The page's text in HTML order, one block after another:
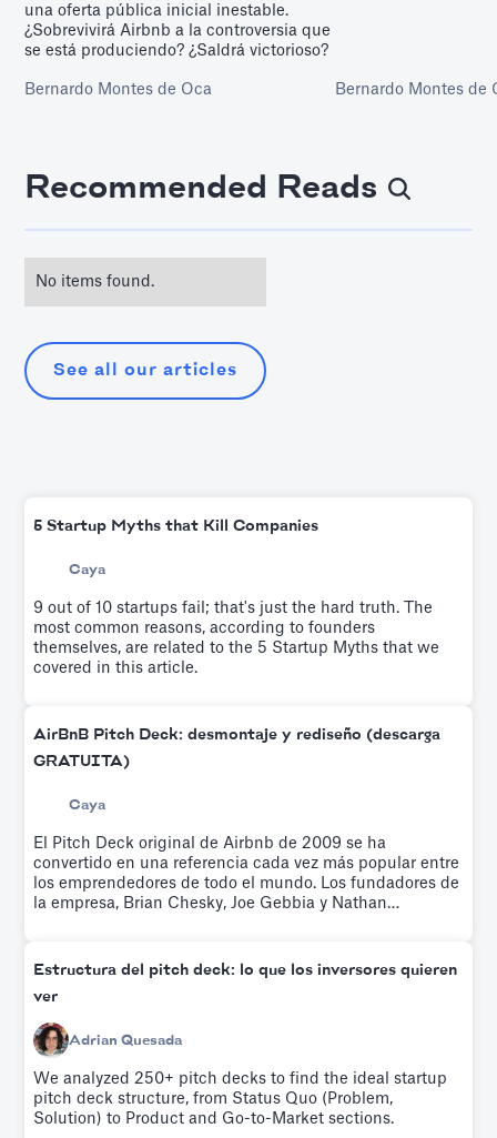
una oferta pública inicial inestable.
¿Sobrevivirá Airbnb a la controversia que
se está produciendo? ¿Saldrá victorioso?
Bernardo Montes de Oca Bernardo Montes de
Recommended Reads
No items found.
See all our articles
5 Startup Myths that Kill Companies
Caya
9 out of 10 startups fail; that's just the hard truth. The
most common reasons, according to founders
themselves, are related to the 5 Startup Myths that we
covered in this article.
AirBnB Pitch Deck: desmontaje y rediseño (descarga
GRATUITA)
Caya
El Pitch Deck original de Airbnb de 2009 se ha
convertido en una referencia cada vez más popular entre
los emprendedores de todo el mundo. Los fundadores de
la empresa, Brian Chesky, Joe Gebbia y Nathan
Pruébalo gratis.
Estructura del pitch deck: lo que los inversores quieren
ver
Adrian Quesada
We analyzed 250+ pitch decks to find the ideal startup
pitch deck structure, from Status Quo (Problem,
Solution) to Product and Go-to-Market sections.